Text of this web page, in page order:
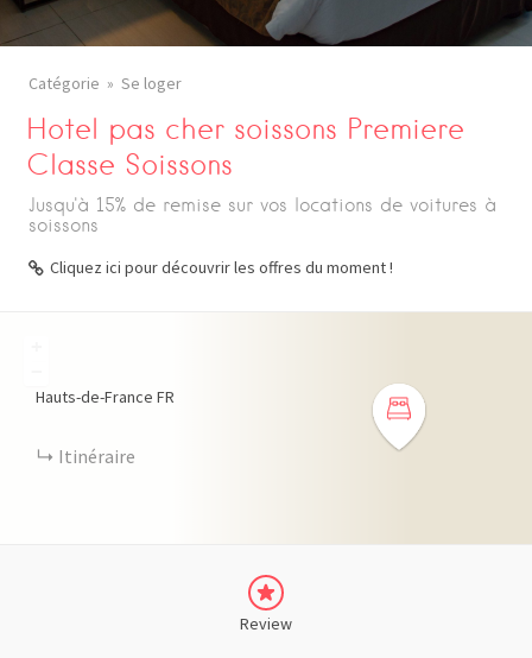
Catégorie Se loger
Hotel pas cher soissons Premiere
Classe Soissons
Jusqu'à 15% de remise sur vos locations de voitures à
soissons
Cliquez ici pour découvrir les offres du moment !
Hauts-de-France FR
Itinéraire
Review